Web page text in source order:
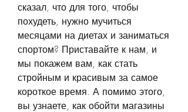
сказал, что для того, чтобы
похудеть, нужно мучиться
месяцами на диетах и заниматься
спортом? Приставайте к нам, и
мы покажем вам, как стать
стройным и красивым за самое
короткое время. А помимо этого,
вы узнаете, как обойти магазины